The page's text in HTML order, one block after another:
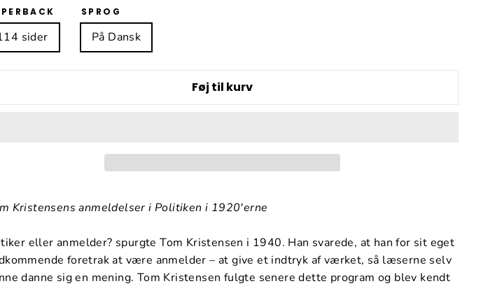
sider
SPROG
På Dansk
Føj til kurv
Kristensens anmeldelser i Politiken i 1920'erne
eller anmelder? spurgte Tom Kristensen i 1940. Han svarede, at han for sit eget
foretrak at være anmelder – at give et indtryk af værket, så læserne selv
danne sig en mening. Tom Kristensen fulgte senere dette program og blev kendt